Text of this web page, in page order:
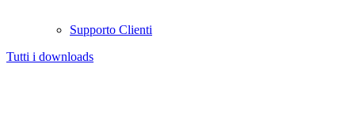
Supporto Clienti
Tutti i downloads